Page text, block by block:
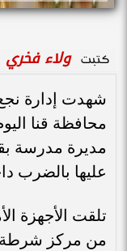
كتبت ولاء فخري
شهدت إدارة
محافظة قنا
مديرة مدرسة
عليها بالضرب
تلقت الأجهزة
من مركز شرطة